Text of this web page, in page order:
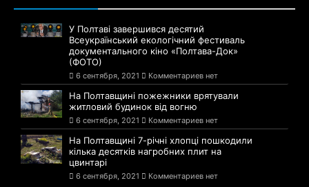
У Полтаві завершився десятий
Всеукраїнський екологічний фестиваль
документального кіно «Полтава-Док»
(ФОТО)
6 сентября, 2021 Комментариев нет
На Полтавщині пожежники врятували
житловий будинок від вогню
6 сентября, 2021 Комментариев нет
На Полтавщині 7-річні хлопці пошкодили
кілька десятків нагробних плит на
цвинтарі
6 сентября, 2021 Комментариев нет